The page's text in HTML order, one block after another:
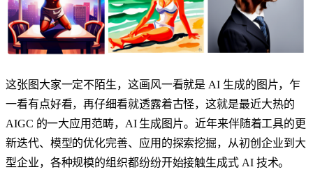
这张图大家一定不陌生，这画风一看就是 AI 生成的图片，乍
一看有点好看，再仔细看就透露着古怪，这就是最近大热的
AIGC 的一大应用范畴，AI 生成图片。近年来伴随着工具的更
新迭代、模型的优化完善、应用的探索挖掘，从初创企业到大
型企业，各种规模的组织都纷纷开始接触生成式 AI 技术。